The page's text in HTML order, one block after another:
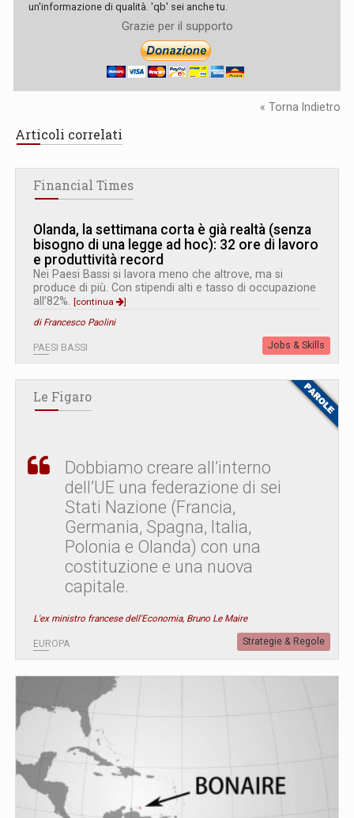
un'informazione di qualità. 'qb' sei anche tu.
Grazie per il supporto
« Torna Indietro
Articoli correlati
Financial Times
Olanda, la settimana corta è già realtà (senza
bisogno di una legge ad hoc): 32 ore di lavoro
e produttività record
Nei Paesi Bassi si lavora meno che altrove, ma si
produce di più. Con stipendi alti e tasso di occupazione
all’82%. [continua
]
di Francesco Paolini
PAESI BASSI Jobs & Skills
Le Figaro
Dobbiamo creare all’interno
dell’UE una federazione di sei
Stati Nazione (Francia,
Germania, Spagna, Italia,
Polonia e Olanda) con una
costituzione e una nuova
capitale.
L'ex ministro francese dell'Economia, Bruno Le Maire
EUROPA Strategie & Regole